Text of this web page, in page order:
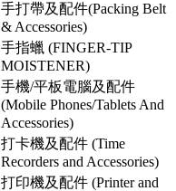
手打帶及配件(Packing Belt
& Accessories)
手指蠟 (FINGER-TIP
MOISTENER)
手機/平板電腦及配件
(Mobile Phones/Tablets And
Accessories)
打卡機及配件 (Time
Recorders and Accessories)
打印機及配件 (Printer and